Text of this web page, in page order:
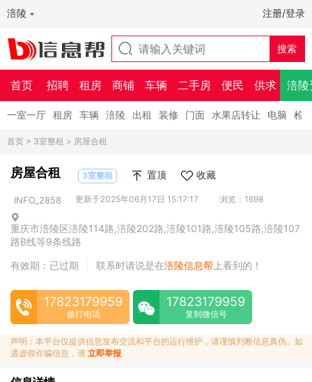
涪陵 注册/登录
首页 招聘 租房 商铺 车辆 二手房 便民 供求 涪陵
一室一厅 租房 车辆 涪陵 出租 装修 门面 水果店转让 电脑 检
首页 > 3室整租 > 房屋合租
房屋合租 3室整租 置顶 收藏
INFO_2858 更新于2025年06月17日 15:17:17 浏览：1698
重庆市涪陵区涪陵114路,涪陵202路,涪陵101路,涪陵105路,涪陵107
路B线等9条线路
有效期：已过期
联系时请说是在涪陵信息帮 上看到的！
17823179959
拨打电话
17823179959
复制微信号
声明：本平台仅提供信息发布交流和平台的运行维护，请谨慎判断信息真伪。如
遇虚假诈骗信息，请 立即举报